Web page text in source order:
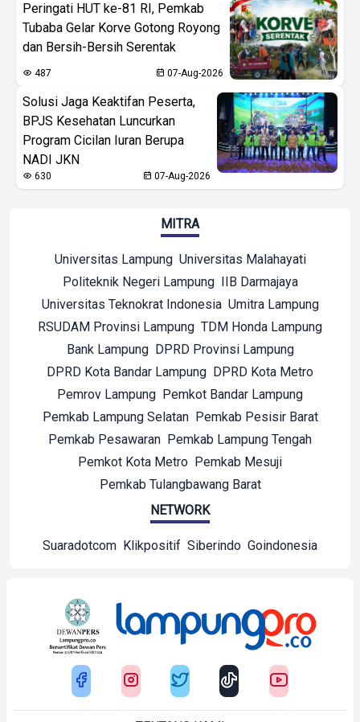
Peringati HUT ke-81 RI, Pemkab
Tubaba Gelar Korve Gotong Royong
dan Bersih-Bersih Serentak
487 07-Aug-2026
Solusi Jaga Keaktifan Peserta,
BPJS Kesehatan Luncurkan
Program Cicilan Iuran Berupa
NADI JKN
630 07-Aug-2026
MITRA
Universitas Lampung Universitas Malahayati
Politeknik Negeri Lampung
IIB Darmajaya
Universitas Teknokrat Indonesia Umitra Lampung
RSUDAM Provinsi Lampung TDM Honda Lampung
Bank Lampung
DPRD Provinsi Lampung
DPRD Kota Bandar Lampung DPRD Kota Metro
Pemrov Lampung Pemkot Bandar Lampung
Pemkab Lampung Selatan
Pemkab Pesisir Barat
Pemkab Pesawaran Pemkab Lampung Tengah
Pemkot Kota Metro Pemkab Mesuji
Pemkab Tulangbawang Barat
NETWORK
Suaradotcom Klikpositif Siberindo Goindonesia